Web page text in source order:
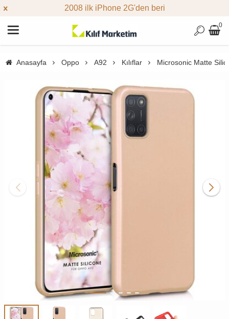
2008 ilk iPhone 2G'den beri
0
Anasayfa Oppo A92 Kılıflar Microsonic Matte